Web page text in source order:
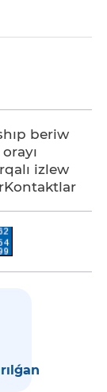
beriw
izlew
Kontaktlar